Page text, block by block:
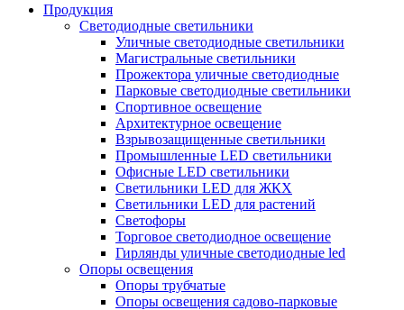
Продукция
Светодиодные светильники
Уличные светодиодные светильники
Магистральные светильники
Прожектора уличные светодиодные
Парковые светодиодные светильники
Спортивное освещение
Архитектурное освещение
Взрывозащищенные светильники
Промышленные LED светильники
Офисные LED светильники
Cветильники LED для ЖКХ
Светильники LED для растений
Светофоры
Торговое светодиодное освещение
Гирлянды уличные светодиодные led
Опоры освещения
Опоры трубчатые
Опоры освещения садово-парковые